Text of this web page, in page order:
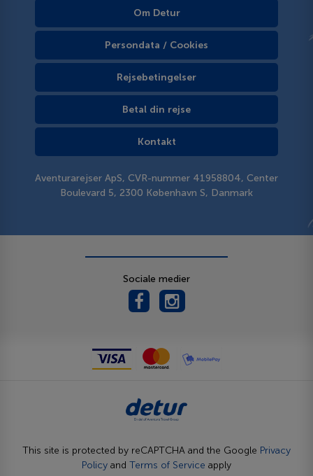
Om Detur
Persondata / Cookies
Rejsebetingelser
Betal din rejse
Kontakt
Aventurarejser ApS, CVR-nummer 41958804, Center
Boulevard 5, 2300 København S, Danmark
Sociale medier
This site is protected by reCAPTCHA and the Google Privacy
Policy and Terms of Service apply